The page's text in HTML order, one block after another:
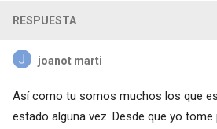
RESPUESTA
joanot marti
Así como tu somos muchos los que
estado alguna vez. Desde que yo tome